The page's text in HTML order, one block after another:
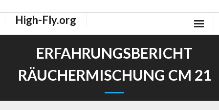
High-Fly.org
High-Fly Legal Highs Szeneblog
ERFAHRUNGSBERICHT
RÄUCHERMISCHUNG CM 21